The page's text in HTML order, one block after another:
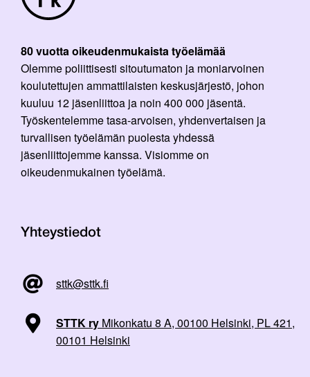
80 vuotta oikeudenmukaista työelämää
Olemme poliittisesti sitoutumaton ja moniarvoinen
koulutettujen ammattilaisten keskusjärjestö, johon
kuuluu 12 jäsenliittoa ja noin 400 000 jäsentä.
Työskentelemme tasa-arvoisen, yhdenvertaisen ja
turvallisen työelämän puolesta yhdessä
jäsenliittojemme kanssa. Visiomme on
oikeudenmukainen työelämä.
Yhteystiedot
sttk@sttk.fi
STTK ry Mikonkatu 8 A, 00100 Helsinki, PL 421,
00101 Helsinki